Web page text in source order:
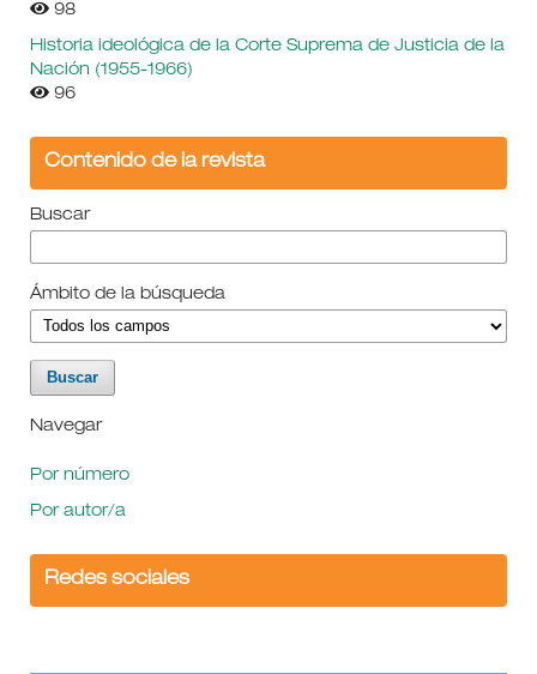
98
Historia ideológica de la Corte Suprema de Justicia de la
Nación (1955-1966)
96
Contenido de la revista
Buscar
Ámbito de la búsqueda
Navegar
Por número
Por autor/a
Redes sociales